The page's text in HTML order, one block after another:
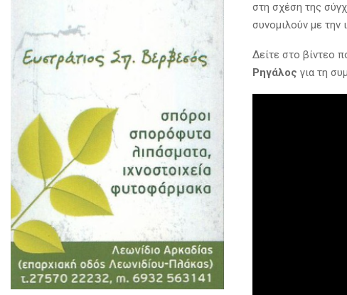
στη σχέση της
συνομιλούν με την
Δείτε στο βίντεο
Ρηγάλος για τη